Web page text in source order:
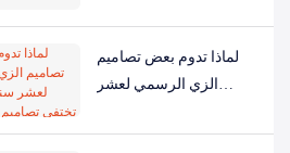
لماذا تدوم بعض تصاميم
الزي الرسمي لعشر
تصاميم أخرى بعد سنة